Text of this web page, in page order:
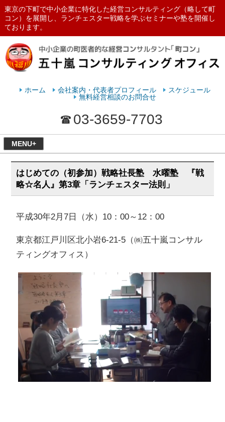
東京の下町で中小企業に特化した経営コンサルティング（略して町
コン）を展開し、ランチェスター戦略を学ぶセミナーや塾を開催し
ております。
ランチェスターの法則を学ぶなら
ホーム 会社案内・代表者プロフィール
スケジュール
無料経営相談のお問合せ
03-3659-7703
MENU+
はじめての（初参加）戦略社長塾 水曜塾 『戦
略☆名人』第3章「ランチェスター法則」
平成30年2月7日（水）10：00～12：00
東京都江戸川区北小岩6-21-5（㈱五十嵐コンサル
ティングオフィス）